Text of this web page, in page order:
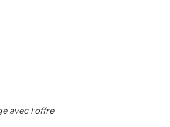
avec l'offre